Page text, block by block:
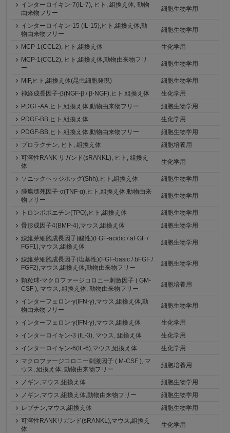
インターロイキン-7(IL-7), ヒト, 組換え体, 動物
由来物フリー
細胞生物学用
インターロイキン-15 (IL-15),ヒト,組換え体,動
物由来物フリー
細胞生物学用
MCP-1(CCL2), ヒト,組換え体
生化学用
MCP-1(CCL2), ヒト,組換え体,動物由来物フリ
ー
細胞生物学用
MIF,ヒト,組換え体(昆虫細胞発現)
細胞生物学用
神経成長因子-β(NGF-β / β-NGF),ヒト,組換え体
生化学用
PDGF-AA,ヒト,組換え体,動物由来物フリー
細胞生物学用
PDGF-BB,ヒト,組換え体
生化学用
PDGF-BB,ヒト,組換え体,動物由来物フリー
細胞生物学用
プロラクチン, ヒト, 組換え体
細胞培養用
可溶性RANK リガンド(sRANKL), ヒト, 組換え
体
生化学用
ソニックヘッジホッグ(Shh),ヒト,組換え体
細胞生物学用
腫瘍壊死因子-α(TNF-α),ヒト,組換え体,動物由来
物フリー
細胞生物学用
トロンボポエチン(TPO),ヒト,組換え体
細胞生物学用
骨形成因子4(BMP-4),マウス,組換え体
細胞生物学用
線維芽細胞成長因子(酸性)(FGF-acidic / aFGF /
FGF1),マウス,組換え体
細胞生物学用
線維芽細胞成長因子(塩基性)(FGF-basic / bFGF /
FGF2),マウス,組換え体,動物由来物フリー
細胞生物学用
顆粒球-マクロファージコロニー刺激因子 ( GM-
CSF ), マウス, 組換え体, 動物由来物フリー
細胞培養用
インターフェロン-γ(IFN-γ),マウス,組換え体,動
物由来物フリー
細胞生物学用
インターフェロン-γ(IFN-γ),マウス,組換え体
生化学用
インターロイキン-3 (IL-3), マウス, 組換え体
生化学用
インターロイキン-6(IL-6),マウス,組換え体
生化学用
マクロファージコロニー刺激因子 ( M-CSF ), マ
ウス, 組換え体, 動物由来物フリー
細胞培養用
ノギン,マウス,組換え体
細胞生物学用
ノギン,マウス,組換え体,動物由来物フリー
細胞生物学用
レプチン,マウス,組換え体
細胞生物学用
可溶性RANKリガンド(sRANKL),マウス,組換え
体
生化学用